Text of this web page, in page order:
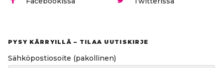
PYSY KÄRRYILLÄ – TILAA UUTISKIRJE
Sähköpostiosoite (pakollinen)